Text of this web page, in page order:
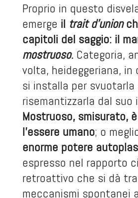
Proprio in questo
emerge il trait d’union
capitoli del saggio: il
mostruoso.Categoria,
volta, heideggeriana, in
si installa per svuotarla
risemantizzarla dal suo
Mostruoso, smisurato,
l’essere umano; o
enorme potere
espresso nel rapporto
retroattivo che si dà
meccanismi spontanei